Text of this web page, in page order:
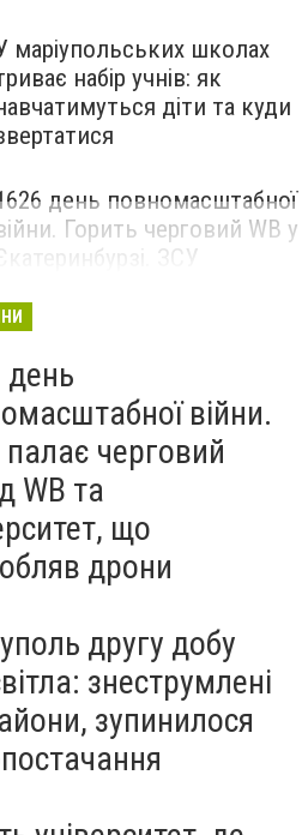
маріупольських школах
набір учнів: як
діти та куди
день повномасштабної
Горить черговий WB у
ЗСУ
день
війни.
черговий
WB та
що
дрони
другу добу
знеструмлені
зупинилося